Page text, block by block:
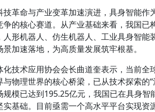
技革命与产业变革加速演进，具身智能
争的核心赛道。从产业基础来看，我国
人形机器人、仿生机器人、工业具身智能
加速落地，为高质量发展筑牢根基。
化技术应用协会会长曲道奎表示，当前
物理世界的核心桥梁，已从技术探索的
规模已达到195.25亿元，我国已在具身
实基础。目前亟需一个高水平平台实现资